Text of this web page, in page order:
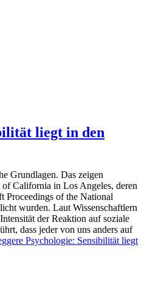
liegt in den
Grundlagen. Das zeigen
California in Los Angeles, deren
Proceedings of the National
wurden. Laut Wissenschaftlern
der Reaktion auf soziale
dass jeder von uns anders auf
Psychologie: Sensibilität liegt